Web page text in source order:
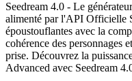
Seedream 4.0 - Le
alimenté par l'API Officielle
époustouflantes avec la
cohérence des personnages
prise. Découvrez la
Advanced avec Seedream